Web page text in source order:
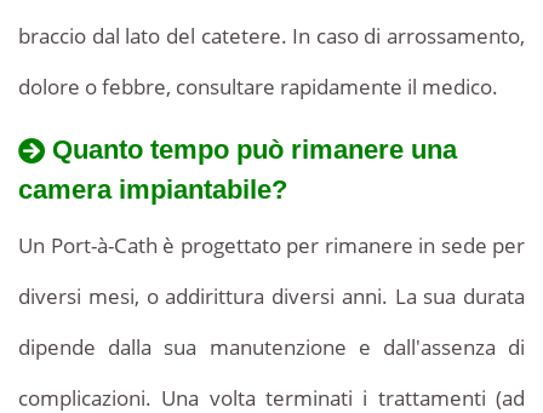
braccio dal lato del catetere. In caso di arrossamento,
dolore o febbre, consultare rapidamente il medico.
Quanto tempo può rimanere una
camera impiantabile?
Un Port-à-Cath è progettato per rimanere in sede per
diversi mesi, o addirittura diversi anni. La sua durata
dipende dalla sua manutenzione e dall'assenza di
complicazioni. Una volta terminati i trattamenti (ad